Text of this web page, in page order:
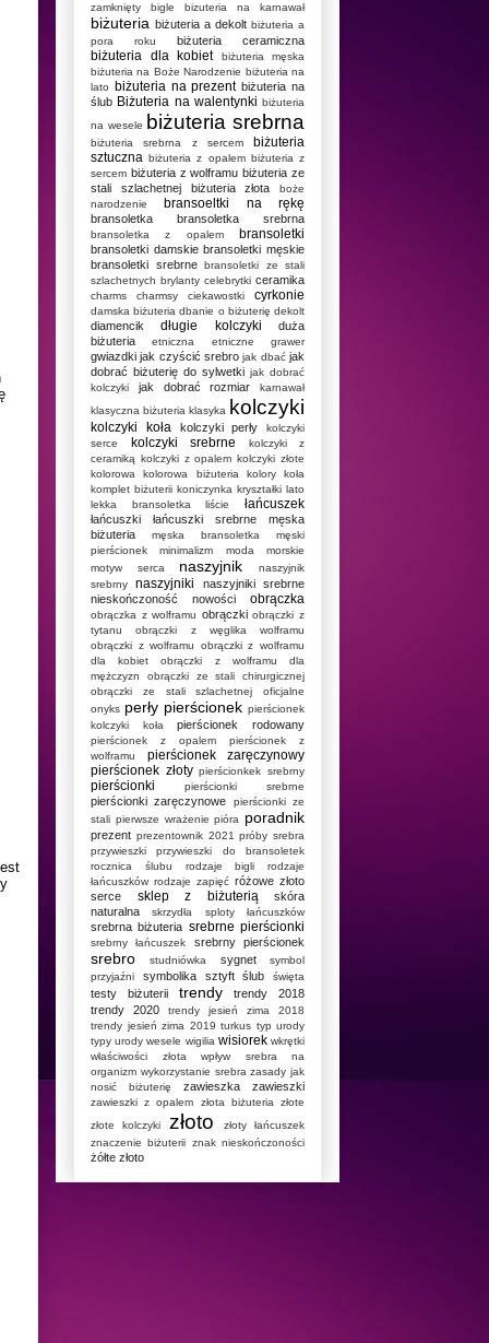
zamknięty
bigle bizuteria na karnawał
biżuteria biżuteria a dekolt biżuteria a
pora roku
biżuteria ceramiczna
biżuteria dla kobiet
biżuteria męska
biżuteria na Boże Narodzenie biżuteria na
lato
biżuteria na prezent biżuteria na
ślub Biżuteria na walentynki biżuteria
na wesele
biżuteria srebrna
biżuteria srebrna z sercem
biżuteria
sztuczna biżuteria z opalem biżuteria z
sercem biżuteria z wolframu biżuteria ze
stali szlachetnej
biżuteria złota
boże
narodzenie
bransoeltki na rękę
bransoletka bransoletka srebrna
bransoletka z opalem bransoletki
bransoletki damskie bransoletki męskie
bransoletki srebrne bransoletki ze stali
szlachetnych brylanty celebrytki ceramika
charms charmsy ciekawostki cyrkonie
damska biżuteria dbanie o biżuterię dekolt
diamencik długie kolczyki
duża
biżuteria
etniczna etniczne grawer
gwiazdki jak czyścić srebro jak dbać jak
dobrać biżuterię do sylwetki jak dobrać
kolczyki
jak dobrać rozmiar
karnawał
klasyczna biżuteria klasyka kolczyki
kolczyki koła kolczyki perły
kolczyki
serce
kolczyki srebrne
kolczyki z
ceramiką kolczyki z opalem kolczyki złote
kolorowa
kolorowa biżuteria kolory
koła
komplet biżuterii koniczynka kryształki lato
lekka bransoletka
liście łańcuszek
łańcuszki łańcuszki srebrne
męska
biżuteria
męska bransoletka
męski
pierścionek
minimalizm moda
morskie
motyw serca
naszyjnik
naszyjnik
srebrny
naszyjniki
naszyjniki srebrne
nieskończoność
nowości obrączka
obrączka z wolframu obrączki obrączki z
tytanu
obrączki z węglika wolframu
obrączki z wolframu
obrączki z wolframu
dla kobiet
obrączki z wolframu dla
mężczyzn
obrączki ze stali chirurgicznej
obrączki ze stali szlachetnej
oficjalne
onyks perły pierścionek pierścionek
kolczyki koła
pierścionek rodowany
pierścionek z opalem
pierścionek z
wolframu
pierścionek zaręczynowy
pierścionek złoty pierścionkek srebrny
pierścionki pierścionki srebrne
pierścionki zaręczynowe
pierścionki ze
stali pierwsze wrażenie pióra poradnik
prezent prezentownik 2021 próby srebra
przywieszki
przywieszki do bransoletek
rocznica ślubu
rodzaje bigli
rodzaje
łańcuszków rodzaje zapięć różowe złoto
serce
sklep z biżuterią
skóra
naturalna
skrzydła sploty łańcuszków
srebrna biżuteria srebrne pierścionki
srebrny łańcuszek srebrny pierścionek
srebro studniówka sygnet
symbol
przyjaźni
symbolika sztyft ślub święta
testy biżuterii trendy
trendy 2018
trendy 2020
trendy jesień zima 2018
trendy jesień zima 2019 turkus typ urody
typy urody wesele wigilia wisiorek wkrętki
właściwości złota
wpływ srebra na
organizm wykorzystanie srebra zasady jak
nosić biżuterię
zawieszka zawieszki
zawieszki z opalem złota biżuteria
złote
złote kolczyki
złoto
złoty łańcuszek
znaczenie biżuterii znak nieskończoności
żółte złoto